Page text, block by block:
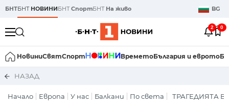
БНТБНТ НОВИНИБНТСпортБНТ На живо BG
2 0
НовиниСвятСпорт ВреметоБългария и еврото
НАЗАД
Начало Европа У нас Балкани По света ТРАГЕДИЯТА